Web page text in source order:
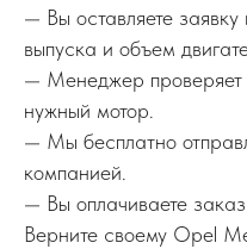
— Вы оставляете
выпуска и объем
— Менеджер проверяет
нужный мотор.
— Мы бесплатно
компанией.
— Вы оплачиваете
Верните своему Opel